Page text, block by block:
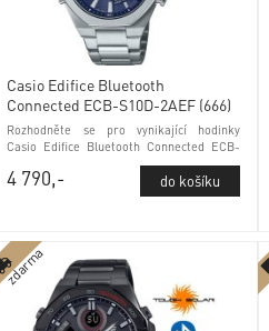
Casio Edifice Bluetooth
Connected ECB-S10D-2AEF (666)
Rozhodněte se pro vynikající hodinky
Casio Edifice Bluetooth Connected ECB-
S10D-2AEF (666) Phone Finder a
safírovým sklem
4 790,-
zdarma